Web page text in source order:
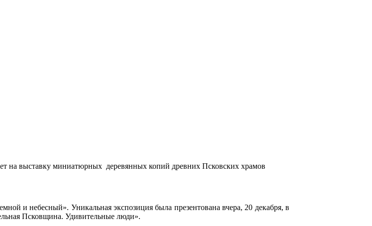
на выставку миниатюрных деревянных копий древних Псковских храмов
и небесный». Уникальная экспозиция была презентована вчера, 20 декабря, в
Псковщина. Удивительные люди».